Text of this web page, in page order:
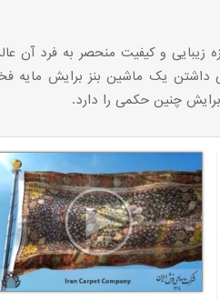
زیبایی و کیفیت منحصر به فرد آن
داشتن یک ماشین بنز برایش مایه
چنین حکمی را دارد.